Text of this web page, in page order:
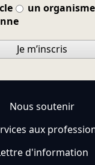
un organisme
Je m’inscris
Nous soutenir
aux
d'information